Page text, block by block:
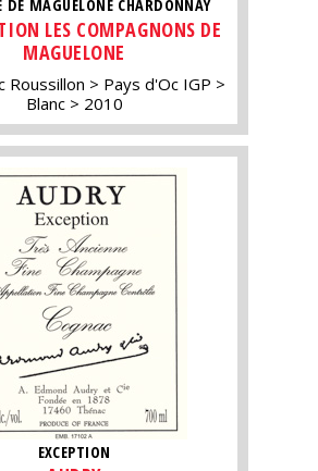
MAGUELONE CHARDONNAY
LES COMPAGNONS DE
MAGUELONE
Roussillon
Pays d'Oc IGP
Blanc
2010
EXCEPTION